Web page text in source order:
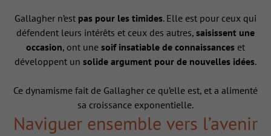
Gallagher n’est pas pour les timides. Elle est pour ceux qui
défendent leurs intérêts et ceux des autres, saisissent une
occasion, ont une soif insatiable de connaissances et
développent un solide argument pour de nouvelles idées.
Ce dynamisme fait de Gallagher ce qu’elle est, et a alimenté
sa croissance exponentielle.
Naviguer ensemble vers l’avenir